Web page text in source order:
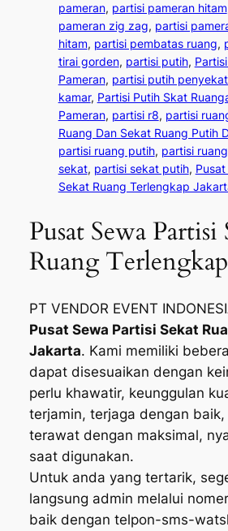
pameran, partisi pameran hitam
pameran zig zag, partisi
hitam, partisi pembatas ruang,
tirai gorden, partisi putih,
Pameran, partisi putih
kamar, Partisi Putih Skat
Pameran, partisi r8, partisi
Ruang Dan Sekat Ruang Putih
partisi ruang putih, partisi
sekat, partisi sekat putih,
Sekat Ruang Terlengkap
Pusat Sewa Partisi
Ruang
PT VENDOR EVENT
Pusat Sewa Partisi Sekat
Jakarta. Kami memiliki
dapat disesuaikan dengan
perlu khawatir, keunggulan
terjamin, terjaga dengan
terawat dengan maksimal,
saat digunakan.
Untuk anda yang tertarik,
langsung admin melalui
baik dengan telpon-sms-